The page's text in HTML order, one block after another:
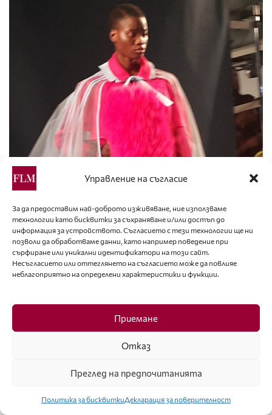
Управление на съгласие
За да предоставим най-доброто изживяване, ние използваме
технологии като бисквитки за съхраняване и/или достъп до
информация за устройството. Съгласието с тези технологии ще ни
позволи да обработваме данни, като например поведение при
сърфиране или уникални идентификатори на този сайт.
Несъгласието или оттеглянето на съгласието може да повлияе
неблагоприятно на определени характеристики и функции.
Приемане
Отказ
Преглед на предпочитанията
Политика за бисквиткиДекларация за поверителност